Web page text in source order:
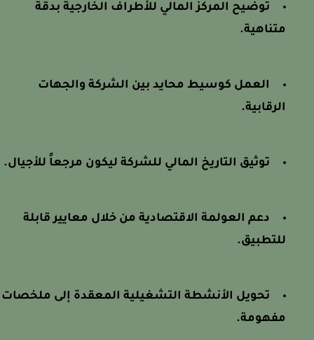
توضيح المركز المالي للأطراف الخارجية بدقة
متناهية.
العمل كوسيط محايد بين الشركة والجهات
الرقابية.
توثيق التاريخ المالي للشركة ليكون مرجعاً للأجيال.
دعم العولمة الاقتصادية من خلال معايير قابلة
للتطبيق.
تحويل الأنشطة التشغيلية المعقدة إلى ملخصات
مفهومة.